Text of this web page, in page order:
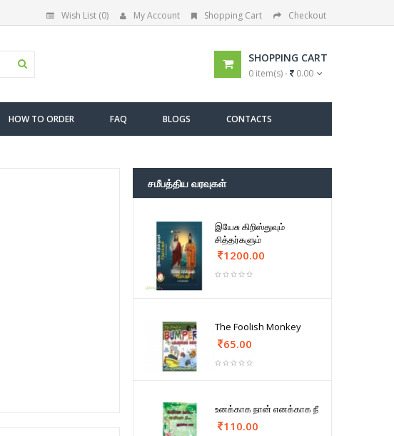
Wish List (0) My Account Shopping Cart Checkout
SHOPPING CART
0 item(s) - 0.00
HOW TO ORDER FAQ BLOGS CONTACTS
சமீபத்திய வரவுகள்
இயேசு கிறிஸ்துவும்
சித்தர்களும்
1200.00
The Foolish Monkey
65.00
உனக்காக நான் எனக்காக நீ
110.00